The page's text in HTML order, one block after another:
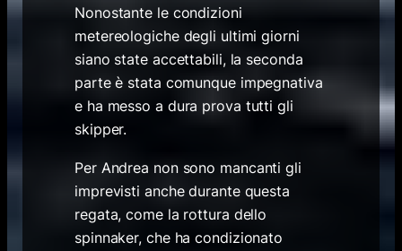
Nonostante le condizioni
metereologiche degli ultimi giorni
siano state accettabili, la seconda
parte è stata comunque impegnativa
e ha messo a dura prova tutti gli
skipper.
Per Andrea non sono mancanti gli
imprevisti anche durante questa
regata, come la rottura dello
spinnaker, che ha condizionato